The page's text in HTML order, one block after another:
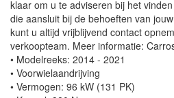
klaar om u te adviseren bij het
die aansluit bij de behoeften van
kunt u altijd vrijblijvend contact
verkoopteam. Meer informatie:
• Modelreeks: 2014 - 2021
• Voorwielaandrijving
• Vermogen: 96 kW (131 PK)